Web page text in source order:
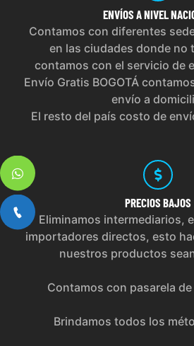
ENVÍOS A NIVEL
Contamos con diferentes
en las ciudades donde no
contamos con el servicio de
Envío Gratis BOGOTÁ
envío a
El resto del país costo de
PRECIOS BAJOS
Eliminamos intermediarios,
importadores directos, esto
nuestros productos
Contamos con pasarela
Brindamos todos los